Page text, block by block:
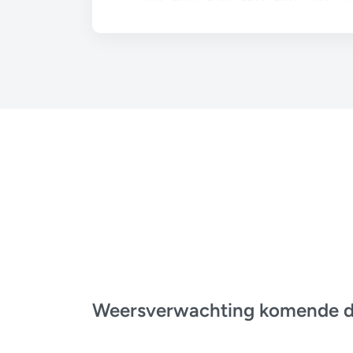
Weersverwachting komende